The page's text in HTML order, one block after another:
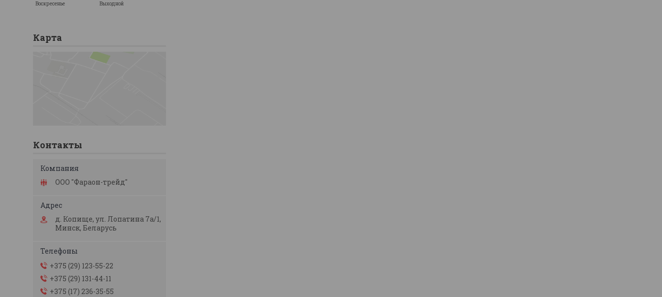
Воскресенье
Выходной
Карта
Контакты
ООО "Фараон-трейд"
д. Копище, ул. Лопатина 7а/1,
Минск, Беларусь
+375 (29) 123-55-22
+375 (29) 131-44-11
+375 (17) 236-35-55